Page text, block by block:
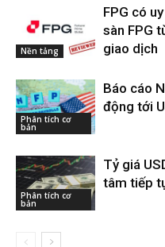
Nền tảng
FPG có
sàn FPG
giao dịch
Phân tích cơ
bản
Báo cáo
động tới
Phân tích cơ
bản
Tỷ giá
tâm tiếp